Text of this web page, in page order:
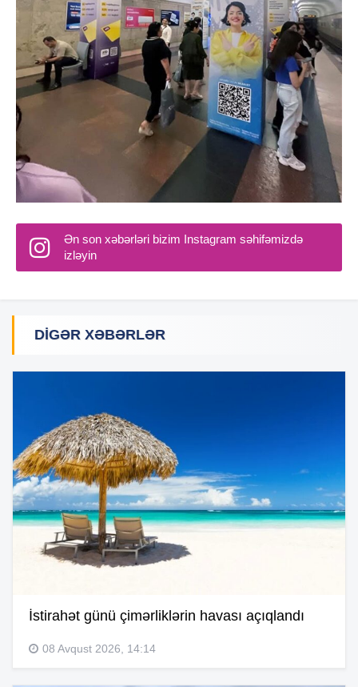
Ən son xəbərləri bizim Instagram səhifəmizdə
izləyin
DIGƏR XƏBƏRLƏR
İstirahət günü çimərliklərin havası açıqlandı
08 Avqust 2026, 14:14